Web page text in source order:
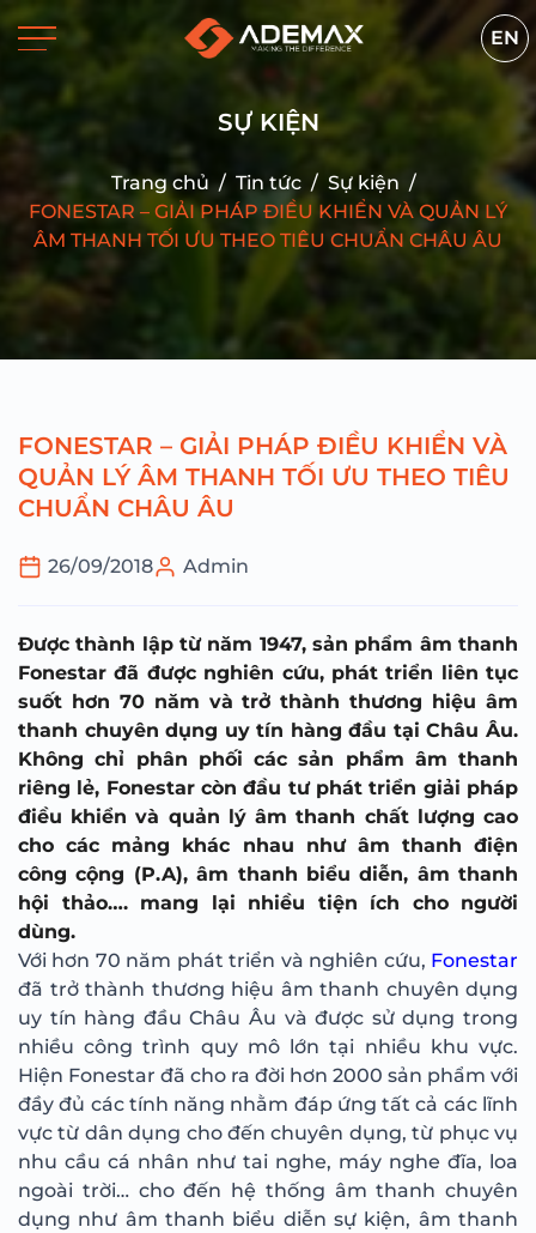
EN
SỰ KIỆN
Trang chủ / Tin tức / Sự kiện /
FONESTAR – GIẢI PHÁP ĐIỀU KHIỂN VÀ QUẢN LÝ
ÂM THANH TỐI ƯU THEO TIÊU CHUẨN CHÂU ÂU
FONESTAR – GIẢI PHÁP ĐIỀU KHIỂN VÀ
QUẢN LÝ ÂM THANH TỐI ƯU THEO TIÊU
CHUẨN CHÂU ÂU
26/09/2018 Admin
Được thành lập từ năm 1947, sản phẩm âm thanh
Fonestar đã được nghiên cứu, phát triển liên tục
suốt hơn 70 năm và trở thành thương hiệu âm
thanh chuyên dụng uy tín hàng đầu tại Châu Âu.
Không chỉ phân phối các sản phẩm âm thanh
riêng lẻ, Fonestar còn đầu tư phát triển giải pháp
điều khiển và quản lý âm thanh chất lượng cao
cho các mảng khác nhau như âm thanh điện
công cộng (P.A), âm thanh biểu diễn, âm thanh
hội thảo…. mang lại nhiều tiện ích cho người
dùng.
Với hơn 70 năm phát triển và nghiên cứu, Fonestar
đã trở thành thương hiệu âm thanh chuyên dụng
uy tín hàng đầu Châu Âu và được sử dụng trong
nhiều công trình quy mô lớn tại nhiều khu vực.
Hiện Fonestar đã cho ra đời hơn 2000 sản phẩm với
đầy đủ các tính năng nhằm đáp ứng tất cả các lĩnh
vực từ dân dụng cho đến chuyên dụng, từ phục vụ
nhu cầu cá nhân như tai nghe, máy nghe đĩa, loa
ngoài trời… cho đến hệ thống âm thanh chuyên
dụng như âm thanh biểu diễn sự kiện, âm thanh